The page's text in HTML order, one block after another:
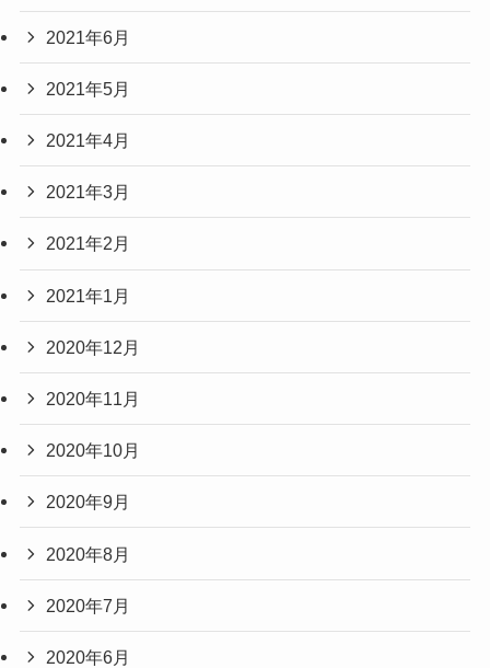
2021年6月
2021年5月
2021年4月
2021年3月
2021年2月
2021年1月
2020年12月
2020年11月
2020年10月
2020年9月
2020年8月
2020年7月
2020年6月